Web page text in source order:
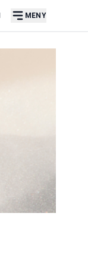
MENY